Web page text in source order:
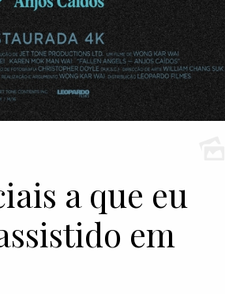
a que eu
em